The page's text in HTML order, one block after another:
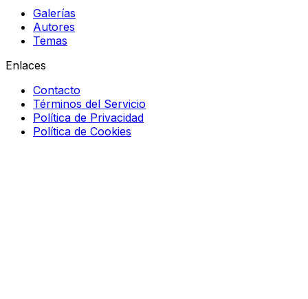
Galerías
Autores
Temas
Enlaces
Contacto
Términos del Servicio
Política de Privacidad
Política de Cookies